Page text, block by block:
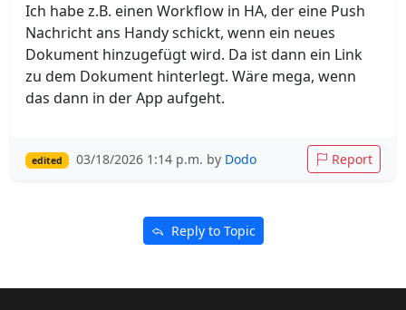
Ich habe z.B. einen Workflow in HA, der eine Push
Nachricht ans Handy schickt, wenn ein neues
Dokument hinzugefügt wird. Da ist dann ein Link
zu dem Dokument hinterlegt. Wäre mega, wenn
das dann in der App aufgeht.
edited 03/18/2026 1:14 p.m. by Dodo Report
Reply to Topic